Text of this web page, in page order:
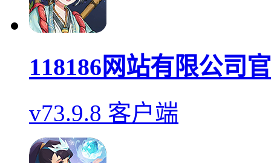
118186网站有限公司
v73.9.8 客户端